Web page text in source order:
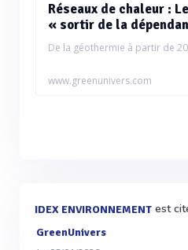
Réseaux de chaleur :
« sortir de la
De la géothermie à partir de
www.greenunivers.com
IDEX ENVIRONNEMENT est
GreenUnivers